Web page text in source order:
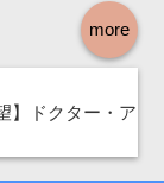
more
】ドクター・ア